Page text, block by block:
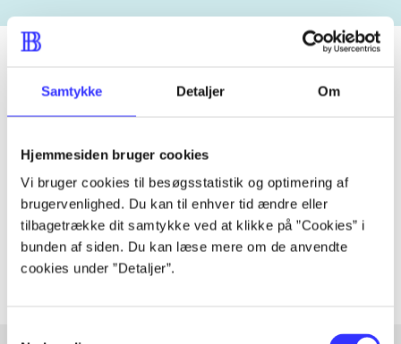
Samtykke Detaljer Om
Hjemmesiden bruger cookies
Vi bruger cookies til besøgsstatistik og optimering af
brugervenlighed. Du kan til enhver tid ændre eller
tilbagetrække dit samtykke ved at klikke på ”Cookies” i
bunden af siden. Du kan læse mere om de anvendte
cookies under ”Detaljer”.
Tidsskrift
lorem ipsum dolor sit amet ...
Tidsskrift
Artiklerne i handler ofte om